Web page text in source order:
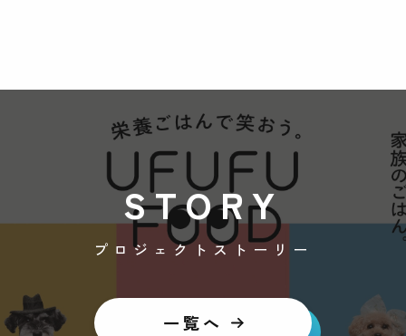
STORY
プロジェクトストーリー
一覧へ